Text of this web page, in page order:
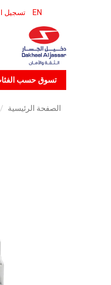
EN تسجيل
تسوق حسب
الصفحة الرئيسية